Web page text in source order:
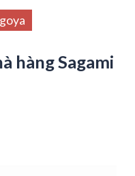
hàng Sagami